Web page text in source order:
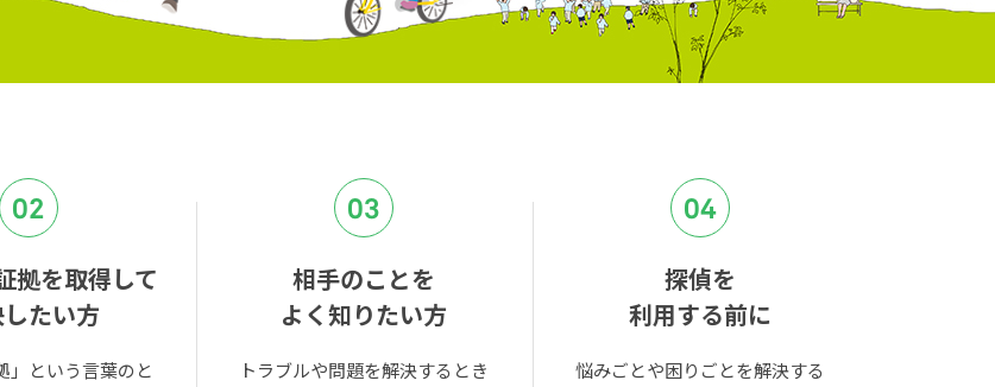
02
拠を取得して
たい方
」という言葉のと
03
相手のことを
よく知りたい方
トラブルや問題を解決するとき
04
探偵を
利用する前に
悩みごとや困りごとを解決する